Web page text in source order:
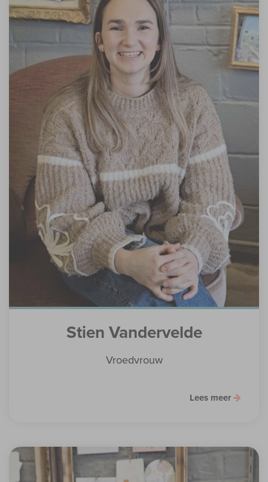
Stien Vandervelde
Vroedvrouw
Lees meer